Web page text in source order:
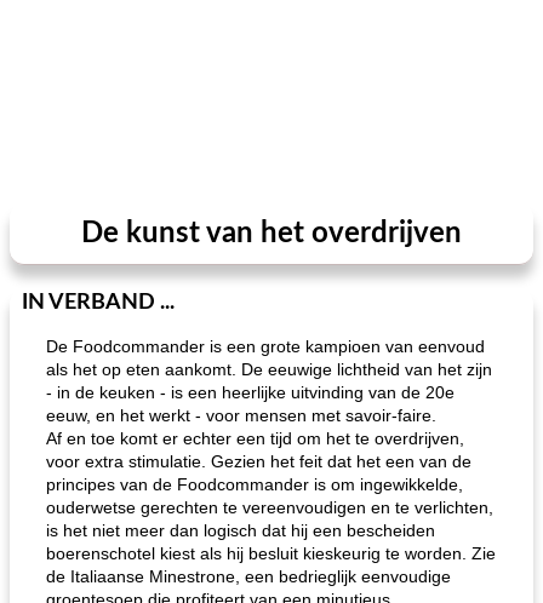
De kunst van het overdrijven
IN VERBAND ...
De Foodcommander is een grote kampioen van eenvoud
als het op eten aankomt. De eeuwige lichtheid van het zijn
- in de keuken - is een heerlijke uitvinding van de 20e
eeuw, en het werkt - voor mensen met savoir-faire.
Af en toe komt er echter een tijd om het te overdrijven,
voor extra stimulatie. Gezien het feit dat het een van de
principes van de Foodcommander is om ingewikkelde,
ouderwetse gerechten te vereenvoudigen en te verlichten,
is het niet meer dan logisch dat hij een bescheiden
boerenschotel kiest als hij besluit kieskeurig te worden. Zie
de Italiaanse Minestrone, een bedrieglijk eenvoudige